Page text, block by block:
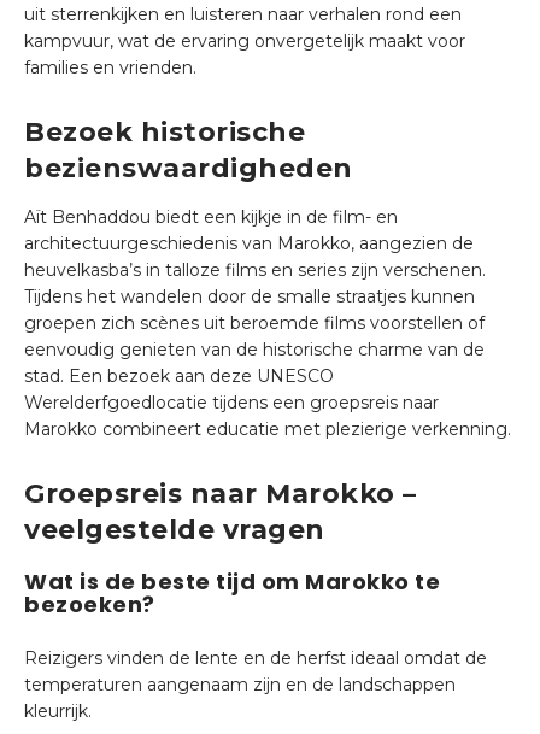
uit sterrenkijken en luisteren naar verhalen rond een
kampvuur, wat de ervaring onvergetelijk maakt voor
families en vrienden.
Bezoek historische
bezienswaardigheden
Aït Benhaddou biedt een kijkje in de film- en
architectuurgeschiedenis van Marokko, aangezien de
heuvelkasba’s in talloze films en series zijn verschenen.
Tijdens het wandelen door de smalle straatjes kunnen
groepen zich scènes uit beroemde films voorstellen of
eenvoudig genieten van de historische charme van de
stad. Een bezoek aan deze UNESCO
Werelderfgoedlocatie tijdens een groepsreis naar
Marokko combineert educatie met plezierige verkenning.
Groepsreis naar Marokko –
veelgestelde vragen
Wat is de beste tijd om Marokko te
bezoeken?
Reizigers vinden de lente en de herfst ideaal omdat de
temperaturen aangenaam zijn en de landschappen
kleurrijk.